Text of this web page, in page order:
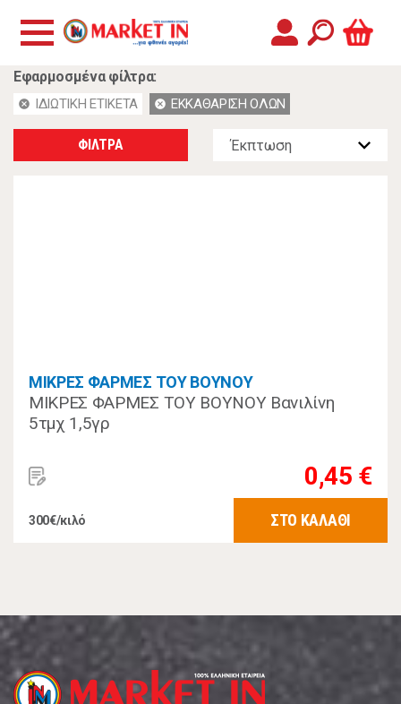
Εφαρμοσμένα φίλτρα:
cancel ΙΔΙΩΤΙΚΗ ΕΤΙΚΕΤΑ cancel ΕΚΚΑΘΑΡΙΣΗ ΟΛΩΝ
ΦΙΛΤΡΑ
ΜΙΚΡΕΣ ΦΑΡΜΕΣ ΤΟΥ ΒΟΥΝΟΥ
ΜΙΚΡΕΣ ΦΑΡΜΕΣ ΤΟΥ ΒΟΥΝΟΥ Βανιλίνη
5τμχ 1,5γρ
0,45 €
300€/κιλό ΣΤΟ ΚΑΛΑΘΙ